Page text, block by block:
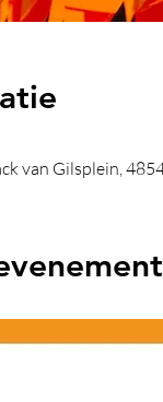
van Gilsplein,